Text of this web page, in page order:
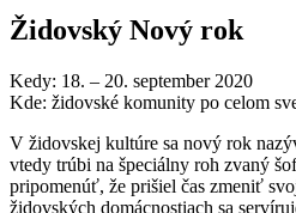
Židovský Nový rok
Kedy: 18. – 20. september 2020
Kde: židovské komunity po celom
V židovskej kultúre sa nový rok
vtedy trúbi na špeciálny roh zvaný
pripomenúť, že prišiel čas zmeniť
židovských domácnostiach sa